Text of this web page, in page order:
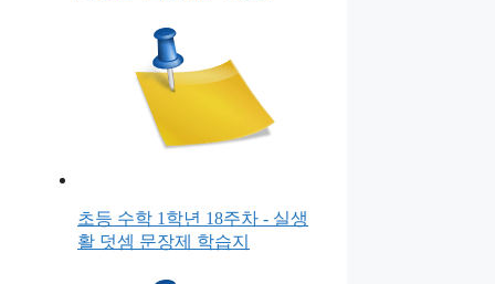
초등 수학 1학년 18주차 - 실생
활 덧셈 문장제 학습지